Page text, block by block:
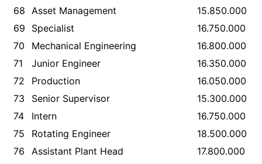
68 Asset Management
15.850.000
69
Specialist
16.750.000
70
Mechanical Engineering
16.800.000
71
Junior Engineer
16.350.000
72
Production
16.050.000
73
Senior Supervisor
15.300.000
74
Intern
16.750.000
75
Rotating Engineer
18.500.000
76
Assistant Plant Head 17.800.000